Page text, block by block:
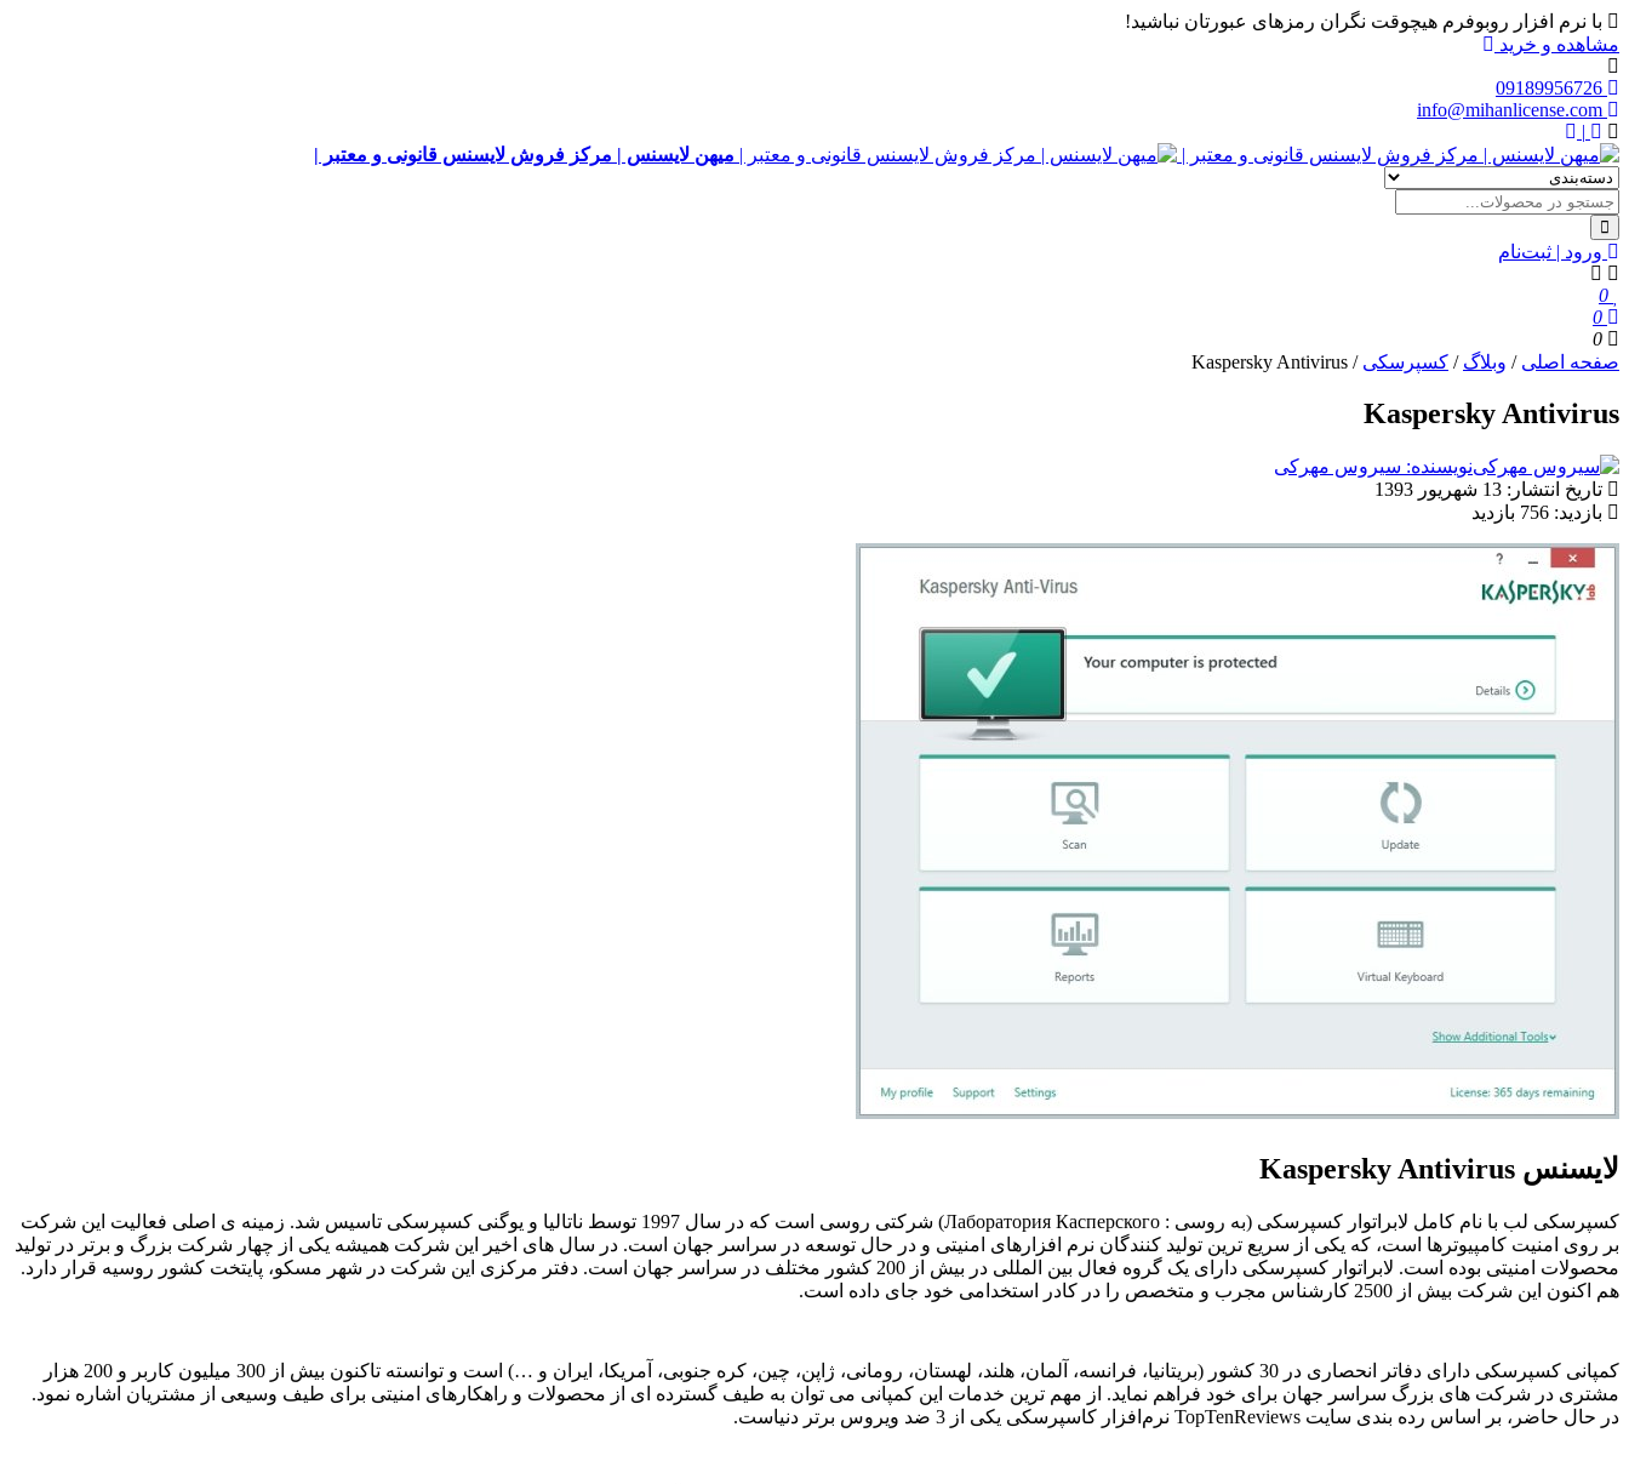
با نرم افزار روبوفرم هیچوقت نگران رمزهای عبورتان نباشید!
مشاهده و خرید
|
میهن لایسنس | مرکز فروش لایسنس قانونی و معتبر |
ورود | ثبت‌نام
0
0
0
صفحه اصلی / وبلاگ / کسپرسکی /
Kaspersky Antivirus
Kaspersky Antivirus
نویسنده: سیروس مهرکی
تاریخ انتشار: 13 شهریور 1393
بازدید: 756 بازدید
لایسنس Kaspersky Antivirus
کسپرسکی لب با نام کامل لابراتوار کسپرسکی (به روسی : Лаборатория Касперского) شرکتی روسی است که در سال 1997 توسط ناتالیا و یوگنی کسپرسکی تاسیس شد. زمینه ی اصلی فعالیت این شرکت
بر روی امنیت کامپیوترها است، که یکی از سریع ترین تولید کنندگان نرم افزارهای امنیتی و در حال توسعه در سراسر جهان است. در سال های اخیر این شرکت همیشه یکی از چهار شرکت بزرگ و برتر در تولید
محصولات امنیتی بوده است. لابراتوار کسپرسکی دارای یک گروه فعال بین المللی در بیش از 200 کشور مختلف در سراسر جهان است. دفتر مرکزی این شرکت در شهر مسکو، پایتخت کشور روسیه قرار دارد.
هم اکنون این شرکت بیش از 2500 کارشناس مجرب و متخصص را در کادر استخدامی خود جای داده است.
کمپانی کسپرسکی دارای دفاتر انحصاری در 30 کشور (بریتانیا، فرانسه، آلمان، هلند، لهستان، رومانی، ژاپن، چین، کره جنوبی، آمریکا، ایران و …) است و توانسته تاکنون بیش از 300 میلیون کاربر و 200 هزار
مشتری در شرکت های بزرگ سراسر جهان برای خود فراهم نماید. از مهم ترین خدمات این کمپانی می توان به طیف گسترده ای از محصولات و راهکارهای امنیتی برای طیف وسیعی از مشتریان اشاره نمود.
در حال حاضر، بر اساس رده‌ بندی سایت TopTenReviews نرم‌افزار کاسپرسکی یکی از 3 ضد ویروس برتر دنیاست.